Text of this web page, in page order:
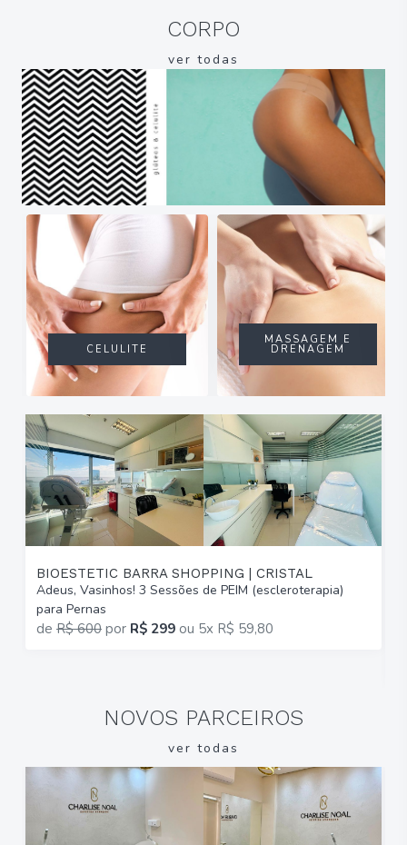
CORPO
ver todas
CELULITE
MASSAGEM E
DRENAGEM
BIOESTETIC BARRA SHOPPING | CRISTAL
Adeus, Vasinhos! 3 Sessões de PEIM (escleroterapia)
para Pernas
de R$ 600 por R$ 299 ou 5x R$ 59,80
NOVOS PARCEIROS
ver todas